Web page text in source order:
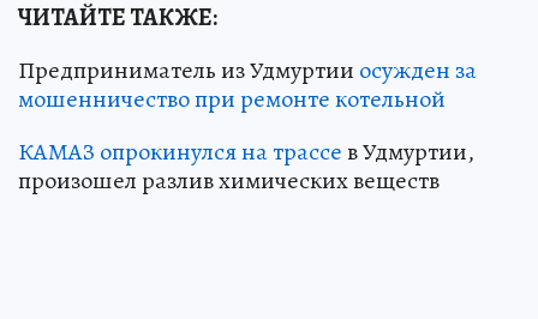
ЧИТАЙТЕ ТАКЖЕ:
Предприниматель из Удмуртии осужден за
мошенничество при ремонте котельной
КАМАЗ опрокинулся на трассев Удмуртии,
произошел разлив химических веществ